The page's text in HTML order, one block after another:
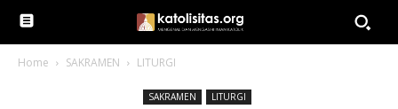
Home SAKRAMEN LITURGI
SAKRAMEN LITURGI